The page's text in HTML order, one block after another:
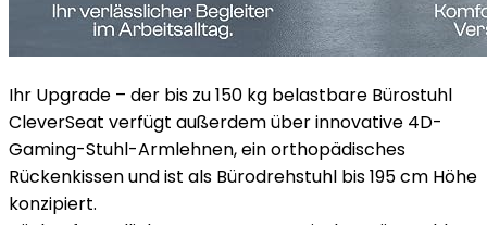
Ihr Upgrade – der bis zu 150 kg belastbare Bürostuhl
CleverSeat verfügt außerdem über innovative 4D-
Gaming-Stuhl-Armlehnen, ein orthopädisches
Rückenkissen und ist als Bürodrehstuhl bis 195 cm Höhe
konzipiert.